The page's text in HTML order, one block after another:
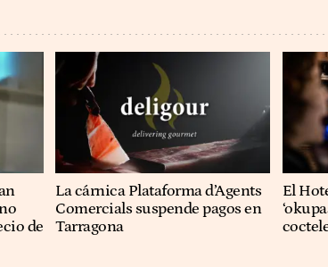
de
La cárnica Plataforma d’Agents
Comercials suspende pagos en
Tarragona
El